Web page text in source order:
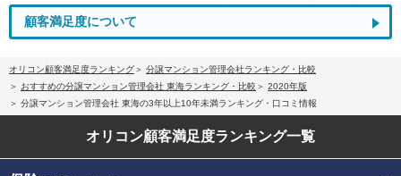
顧客満足度について
オリコン顧客満足度ランキング
分譲マンション管理会社ランキング・比較
おすすめの分譲マンション管理会社 東海ランキング・比較
2020年版
分譲マンション管理会社 東海の3年以上10年未満ランキング・口コミ情報
オリコン顧客満足度ランキング一覧